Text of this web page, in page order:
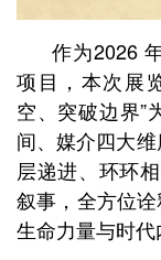
作为2026
项目，本次展
空、突破边界”
间、媒介四大
层递进、环环
叙事，全方位诠
生命力量与时代